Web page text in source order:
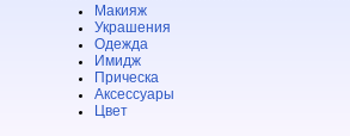
Макияж
Украшения
Одежда
Имидж
Прическа
Аксессуары
Цвет